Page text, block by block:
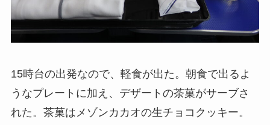
15時台の出発なので、軽食が出た。朝食で出るよ
うなプレートに加え、デザートの茶菓がサーブさ
れた。茶菓はメゾンカカオの生チョコクッキー。